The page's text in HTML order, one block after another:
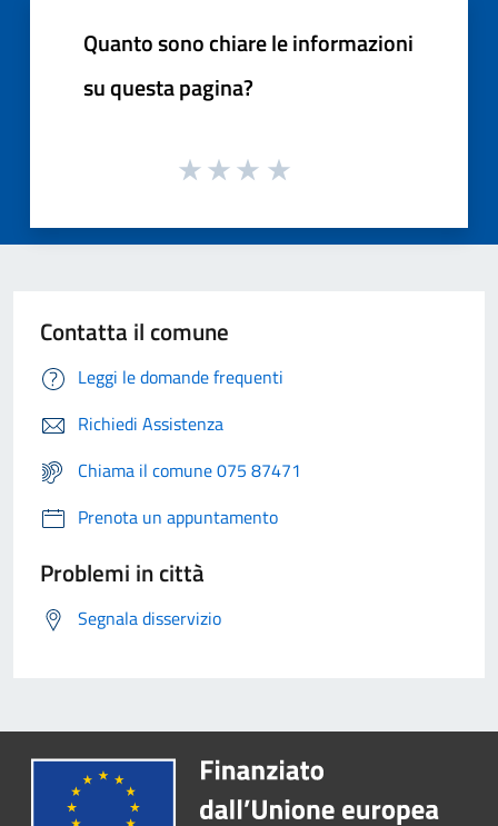
Quanto sono chiare le informazioni
su questa pagina?
Contatta il comune
Leggi le domande frequenti
Richiedi Assistenza
Chiama il comune 075 87471
Prenota un appuntamento
Problemi in città
Segnala disservizio